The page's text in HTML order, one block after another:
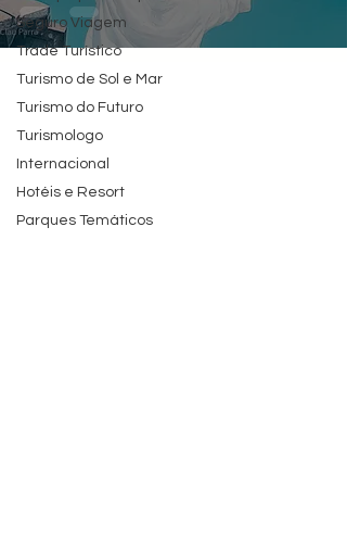
Seguro Viagem
Trade Turístico
Turismo de Sol e Mar
Turismo do Futuro
Turismologo
Internacional
Hotéis e Resort
Parques Temáticos